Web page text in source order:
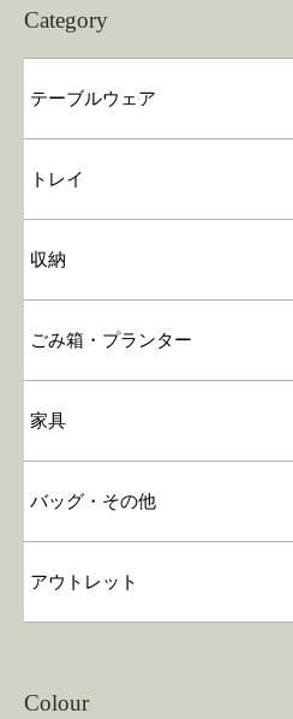
Category
テーブルウェア
トレイ
収納
ごみ箱・プランター
家具
バッグ・その他
アウトレット
Colour